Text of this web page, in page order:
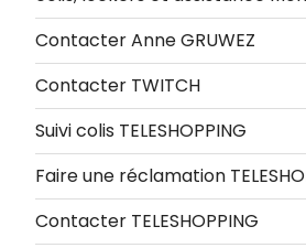
Contacter Anne GRUWEZ
Contacter TWITCH
Suivi colis TELESHOPPING
Faire une réclamation
Contacter TELESHOPPING